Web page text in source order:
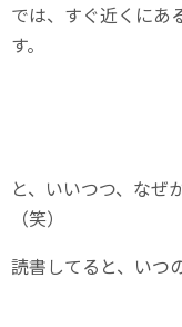
では、すぐ近くにあ
す。
と、いいつつ、なぜ
（笑）
読書してると、いつ